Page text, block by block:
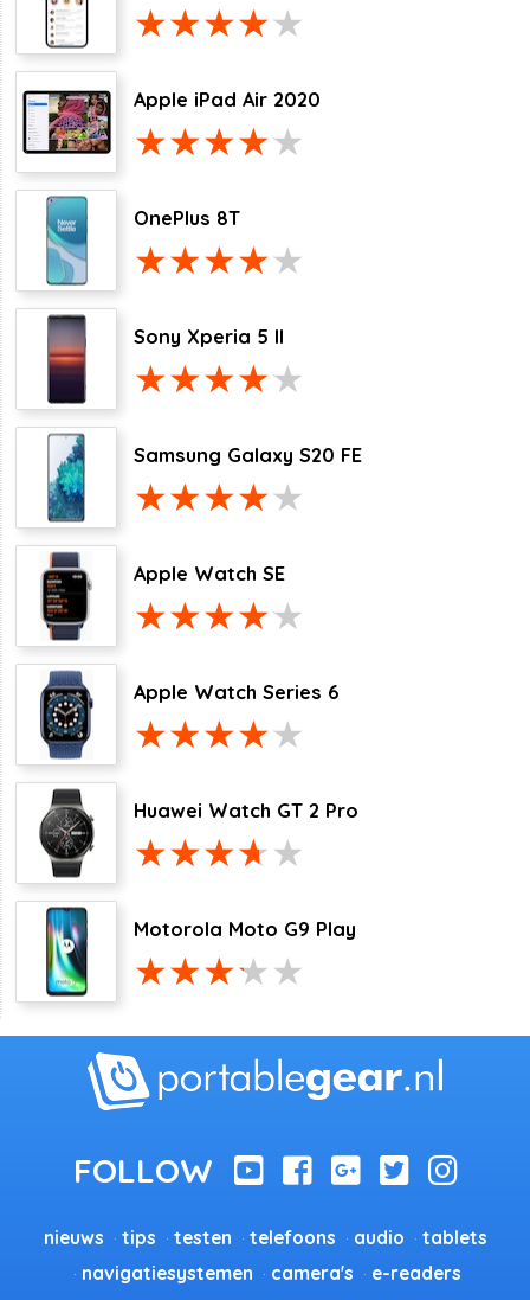
Apple iPad Air 2020
OnePlus 8T
Sony Xperia 5 II
Samsung Galaxy S20 FE
Apple Watch SE
Apple Watch Series 6
Huawei Watch GT 2 Pro
Motorola Moto G9 Play
nieuws tips testen telefoons audio
tablets
navigatiesystemen
camera's
e-readers